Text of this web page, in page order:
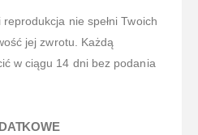
reprodukcja nie spełni Twoich
jej zwrotu. Każdą
w ciągu 14 dni bez podania